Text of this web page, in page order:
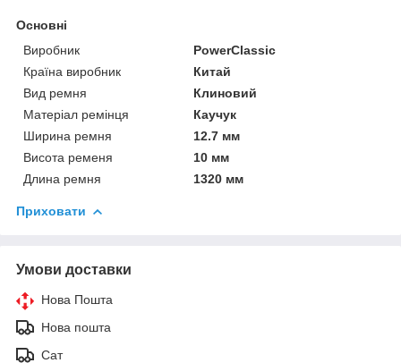
Основні
Виробник
PowerClassic
Країна виробник
Китай
Вид ремня
Клиновий
Матеріал ремінця
Каучук
Ширина ремня
12.7 мм
Висота ременя
10 мм
Длина ремня
1320 мм
Приховати
Умови доставки
Нова Пошта
Нова пошта
Сат